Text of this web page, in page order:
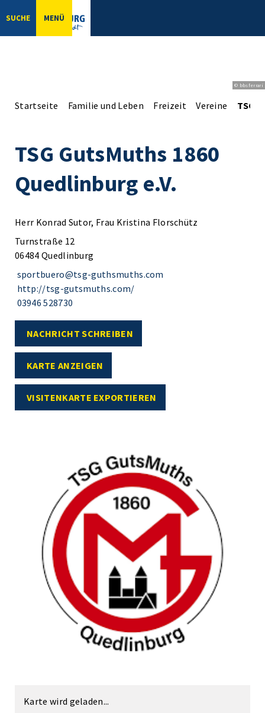
SUCHE MENÜ
© bbsferrari
Startseite Familie und Leben Freizeit Vereine TSG
TSG GutsMuths 1860
Quedlinburg e.V.
Herr Konrad Sutor, Frau Kristina Florschütz
Turnstraße 12
06484 Quedlinburg
sportbuero@tsg-guthsmuths.com
http://tsg-gutsmuths.com/
03946 528730
NACHRICHT SCHREIBEN
KARTE ANZEIGEN
VISITENKARTE EXPORTIEREN
Karte wird geladen...